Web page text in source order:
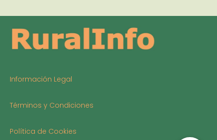
Información Legal
Términos y Condiciones
Política de Cookies